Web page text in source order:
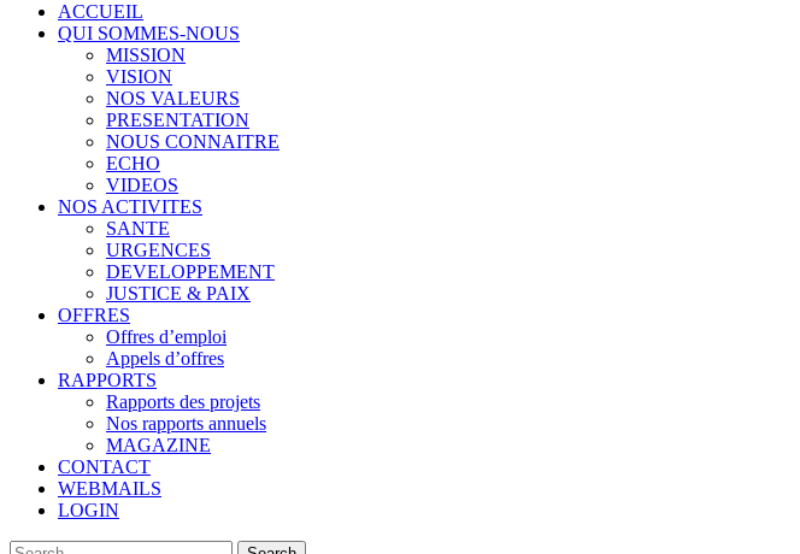
ACCUEIL
QUI SOMMES-NOUS
MISSION
VISION
NOS VALEURS
PRESENTATION
NOUS CONNAITRE
ECHO
VIDEOS
NOS ACTIVITES
SANTE
URGENCES
DEVELOPPEMENT
JUSTICE & PAIX
OFFRES
Offres d’emploi
Appels d’offres
RAPPORTS
Rapports des projets
Nos rapports annuels
MAGAZINE
CONTACT
WEBMAILS
LOGIN